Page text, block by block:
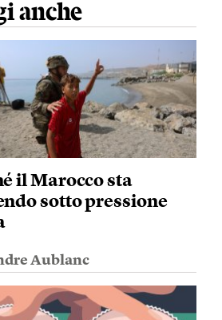
anche
il Marocco sta
sotto pressione
Aublanc